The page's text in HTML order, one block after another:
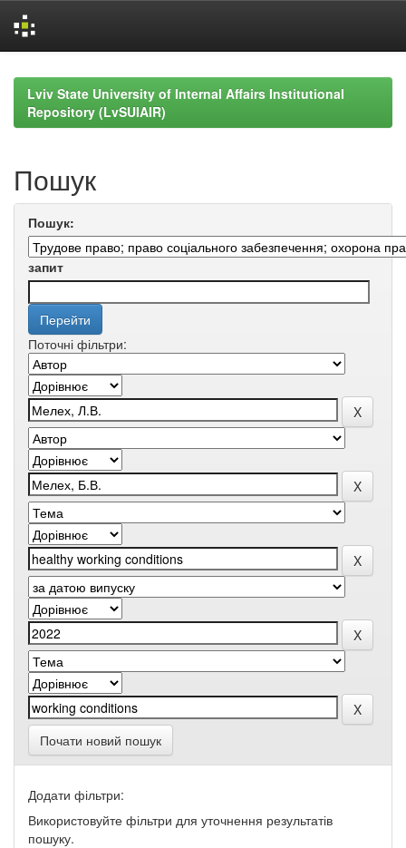
navigationLviv State University of Internal Affairs Institutional
Repository (LvSUIAIR)
Пошук
Пошук:
запит
Поточні фільтри:
Почати новий пошук
Додати фільтри:
Використовуйте фільтри для уточнення результатів
пошуку.